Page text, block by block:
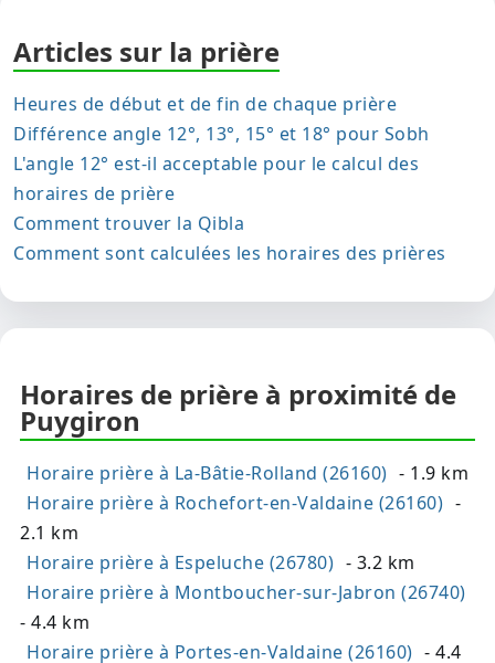
Articles sur la prière
Heures de début et de fin de chaque prière
Différence angle 12°, 13°, 15° et 18° pour Sobh
L'angle 12° est-il acceptable pour le calcul des
horaires de prière
Comment trouver la Qibla
Comment sont calculées les horaires des prières
Horaires de prière à proximité de
Puygiron
Horaire prière à La-Bâtie-Rolland (26160) - 1.9 km
Horaire prière à Rochefort-en-Valdaine (26160) -
2.1 km
Horaire prière à Espeluche (26780) - 3.2 km
Horaire prière à Montboucher-sur-Jabron (26740)
- 4.4 km
Horaire prière à Portes-en-Valdaine (26160) - 4.4